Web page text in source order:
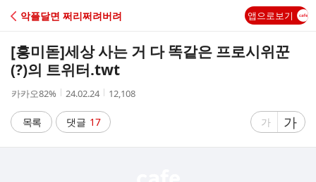
C
A
악플달면 쩌리쩌려버려 앱으로보기
[흥미돋]세상 사는 거 다 똑같은 프로시위꾼
(?)의 트위터.twt
작
자
카카오82%
작
시
간
24.02.24
조
수
12,108
목록 댓글 17
글
가
글
자
가